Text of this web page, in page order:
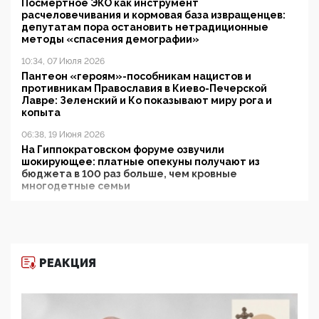
Посмертное ЭКО как инструмент
расчеловечивания и кормовая база извращенцев:
депутатам пора остановить нетрадиционные
методы «спасения демографии»
10:34, 07 Июля 2026
Пантеон «героям»-пособникам нацистов и
противникам Православия в Киево-Печерской
Лавре: Зеленский и Ко показывают миру рога и
копыта
06:38, 19 Июня 2026
На Гиппократовском форуме озвучили
шокирующее: платные опекуны получают из
бюджета в 100 раз больше, чем кровные
многодетные семьи
11:53, 09 Июня 2026
деятельность ИИТО ЮНЕСКО в России, но
цифроглобалисты продолжают определять
РЕАКЦИЯ